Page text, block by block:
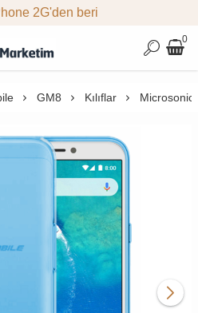
2G'den beri
0
GM8 Kılıflar Microsonic